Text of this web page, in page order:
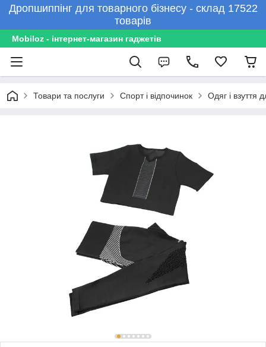
Дропшиппінг для товарного бізнесу - склад 17522
товарів
Mobiloz - інтернет-магазин гаджетів
Товари та послуги Спорт і відпочинок Одяг і взуття